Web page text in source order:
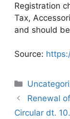
Registration
Tax,
and should
Source:
Categories
Renewal
Circular dt.